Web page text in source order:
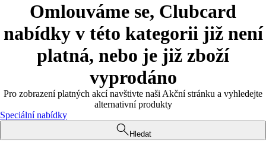
Omlouváme se, Clubcard
nabídky v této kategorii již není
platná, nebo je již zboží
vyprodáno
Pro zobrazení platných akcí navštivte naši Akční stránku a vyhledejte
alternativní produkty
Speciální nabídky
Hledat